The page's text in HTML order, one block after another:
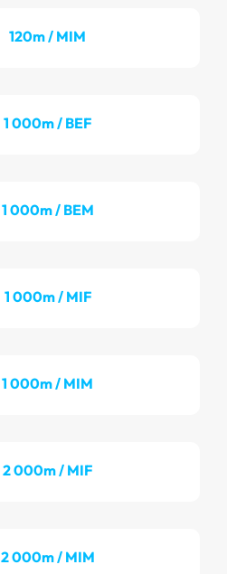
120m / MIM
1 000m / BEF
1 000m / BEM
1 000m / MIF
1 000m / MIM
2 000m / MIF
2 000m / MIM